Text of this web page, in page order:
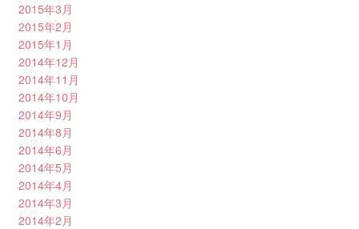
2015年3月
2015年2月
2015年1月
2014年12月
2014年11月
2014年10月
2014年9月
2014年8月
2014年6月
2014年5月
2014年4月
2014年3月
2014年2月